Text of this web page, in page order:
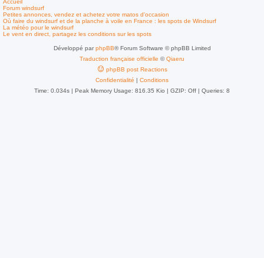
Forum windsurf
Petites annonces, vendez et achetez votre matos d'occasion
Où faire du windsurf et de la planche à voile en France : les spots de Windsurf
La météo pour le windsurf
Le vent en direct, partagez les conditions sur les spots
Développé parphpBB® Forum Software © phpBB Limited
Traduction française officielle ©Qiaeru
phpBB post Reactions
Confidentialité | Conditions
Time: 0.034s | Peak Memory Usage: 816.35 Kio | GZIP: Off | Queries: 8